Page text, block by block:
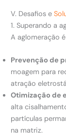
V. Desafios e
1. Superando a
A aglomeração
Prevenção de
moagem para
atração
Otimização de
alta
partículas
na matriz.